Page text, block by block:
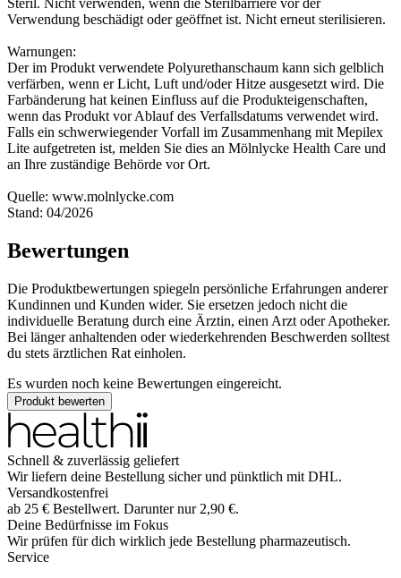
Steril. Nicht verwenden, wenn die Sterilbarriere vor der
Verwendung beschädigt oder geöffnet ist. Nicht erneut sterilisieren.
Warnungen:
Der im Produkt verwendete Polyurethanschaum kann sich gelblich
verfärben, wenn er Licht, Luft und/oder Hitze ausgesetzt wird. Die
Farbänderung hat keinen Einfluss auf die Produkteigenschaften,
wenn das Produkt vor Ablauf des Verfallsdatums verwendet wird.
Falls ein schwerwiegender Vorfall im Zusammenhang mit Mepilex
Lite aufgetreten ist, melden Sie dies an Mölnlycke Health Care und
an Ihre zuständige Behörde vor Ort.
Quelle: www.molnlycke.com
Stand: 04/2026
Bewertungen
Die Produktbewertungen spiegeln persönliche Erfahrungen anderer
Kundinnen und Kunden wider. Sie ersetzen jedoch nicht die
individuelle Beratung durch eine Ärztin, einen Arzt oder Apotheker.
Bei länger anhaltenden oder wiederkehrenden Beschwerden solltest
du stets ärztlichen Rat einholen.
Es wurden noch keine Bewertungen eingereicht.
Produkt bewerten
Schnell & zuverlässig geliefert
Wir liefern deine Bestellung sicher und pünktlich mit DHL.
Versandkostenfrei
ab 25 € Bestellwert. Darunter nur 2,90 €.
Deine Bedürfnisse im Fokus
Wir prüfen für dich wirklich jede Bestellung pharmazeutisch.
Service